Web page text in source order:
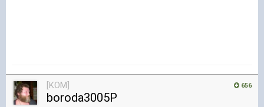
656
[KOM]
boroda3005P